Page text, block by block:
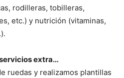
rodilleras, tobilleras,
etc.) y nutrición (vitaminas,
extra…
ruedas y realizamos plantillas